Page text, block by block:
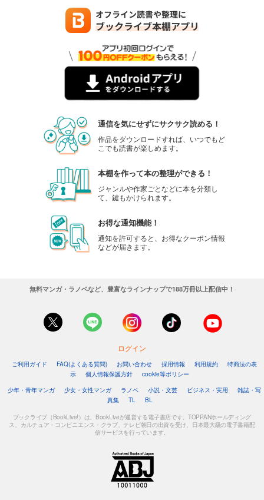
通信を気にせずにサクサク読める！
作品をダウンロードすれば、いつでもど
こでも読書が楽しめます。
本棚を作って本の整理ができる！
ジャンルや作家ごとなどに本を分類し
て、鍵もかけられます。
お得な通知機能！
通知を許可すると、お得なクーポン情報
などが届きます。
無料マンガ・ラノベなど、豊富なラインナップで188万冊以上配信中！
ログイン
ご利用ガイド FAQ(よくある質問) お問い合わせ 採用情報 利用規約
特商法の表
示
個人情報保護方針
cookie等ポリシー
少年・青年マンガ
少女・女性マンガ ラノベ 小説・文芸 ビジネス・実用
雑誌・写
真集
TL BL
ブックライブ（BookLive!）は、BookLiveが運営する電子書店です。TOPPANホールディング
ス、カルチュア・コンビニエンス・クラブ、テレビ朝日の出資を受け、日本最大級の電子書籍配
信サービスを行っています。